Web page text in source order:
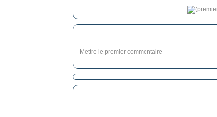
Mettre le premier commentaire